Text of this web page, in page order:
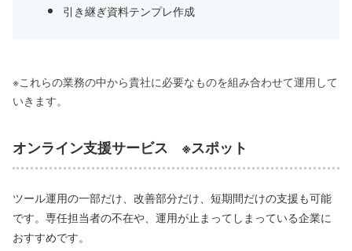
引き継ぎ資料テンプレ作成
※これらの業務の中から貴社に必要なものを組み合わせて運用して
いきます。
オンライン支援サービス ※スポット
ツール運用の一部だけ、改善部分だけ、短期間だけの支援も可能
です。専任担当者の不在や、運用が止まってしまっている企業に
おすすめです。